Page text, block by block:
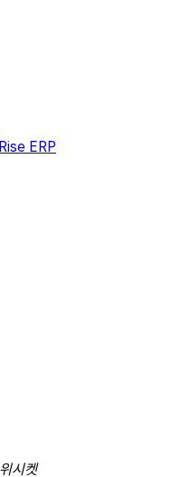
Rise ERP
시켓